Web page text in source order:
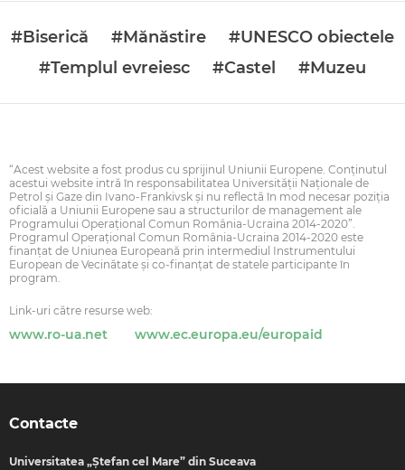
#Biserică #Mănăstire
#UNESCO obiectele
#Templul evreiesc
#Castel #Muzeu
“Acest website a fost produs cu sprijinul Uniunii Europene. Conţinutul
acestui website intră în responsabilitatea Universității Naționale de
Petrol și Gaze din Ivano-Frankivsk şi nu reflectă în mod necesar poziţia
oficială a Uniunii Europene sau a structurilor de management ale
Programului Operaţional Comun România-Ucraina 2014-2020”.
Programul Operaţional Comun România-Ucraina 2014-2020 este
finanţat de Uniunea Europeană prin intermediul Instrumentului
European de Vecinătate şi co-finanţat de statele participante în
program.
Link-uri către resurse web:
www.ro-ua.net www.ec.europa.eu/europaid
Contacte
Universitatea „Ștefan cel Mare” din Suceava